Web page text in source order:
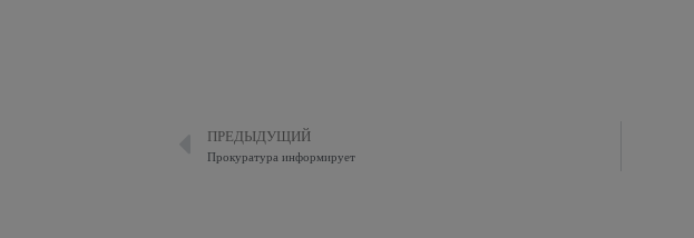
ПРЕДЫДУЩИЙ
Прокуратура информирует